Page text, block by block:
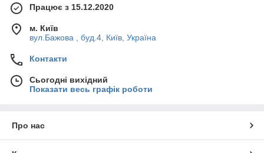
Працює з 15.12.2020
м. Київ
вул.Бажова , буд.4, Київ, Україна
Контакти
Сьогодні вихідний
Показати весь графік роботи
Про нас